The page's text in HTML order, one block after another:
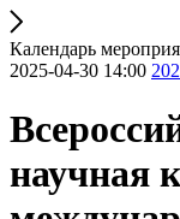
Календарь
2025-04-30 14:00
научная